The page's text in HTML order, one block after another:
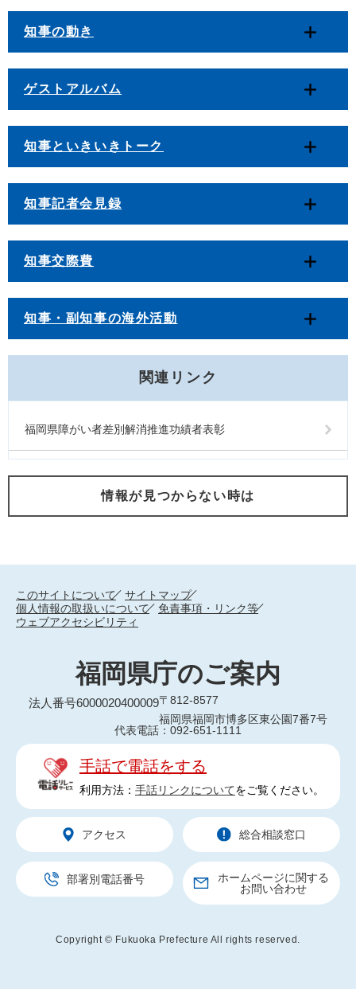
知事の動き
ゲストアルバム
知事といきいきトーク
知事記者会見録
知事交際費
知事・副知事の海外活動
関連リンク
福岡県障がい者差別解消推進功績者表彰
情報が見つからない時は
このサイトについて
サイトマップ
個人情報の取扱いについて
免責事項・リンク等
ウェブアクセシビリティ
福岡県庁のご案内
法人番号6000020400009〒812-8577
福岡県福岡市博多区東公園7番7号
代表電話：092-651-1111
手話で電話をする
利用方法： 手話リンクについてをご覧ください。
アクセス 総合相談窓口
部署別電話番号
ホームページに関する
お問い合わせ
Copyright © Fukuoka Prefecture All rights reserved.